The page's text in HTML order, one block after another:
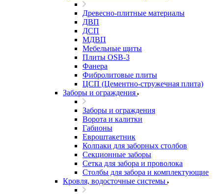
Древесно-плитные материалы
ДВП
ДСП
МДВП
Мебельные щиты
Плиты OSB-3
Фанера
Фибролитовые плиты
ЦСП (Цементно-стружечная плита)
Заборы и ограждения
Заборы и ограждения
Ворота и калитки
Габионы
Евроштакетник
Колпаки для заборных столбов
Секционные заборы
Сетка для забора и проволока
Столбы для забора и комплектующие
Кровля, водосточные системы